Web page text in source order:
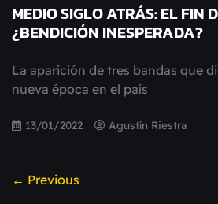
MEDIO SIGLO ATRÁS: EL FIN
¿BENDICIÓN INESPERADA?
La aparición de tres bandas que
nueva época en el país
13/01/2022 Agustín Riestra
← Previous